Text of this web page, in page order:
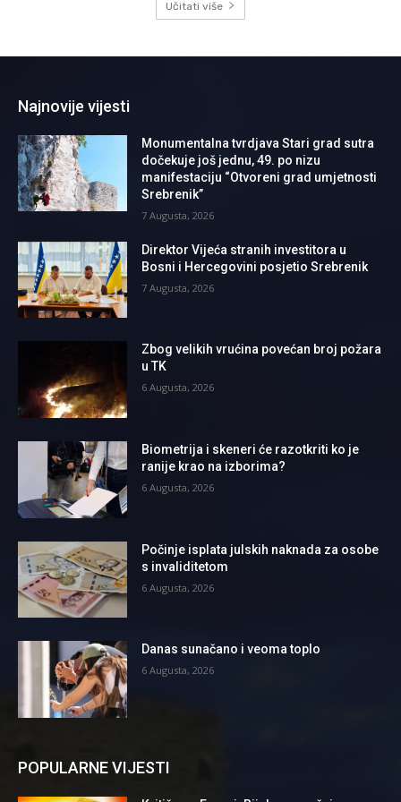
Učitati više
Najnovije vijesti
Monumentalna tvrdjava Stari grad sutra
dočekuje još jednu, 49. po nizu
manifestaciju “Otvoreni grad umjetnosti
Srebrenik”
7 Augusta, 2026
Direktor Vijeća stranih investitora u
Bosni i Hercegovini posjetio Srebrenik
7 Augusta, 2026
Zbog velikih vrućina povećan broj požara
u TK
6 Augusta, 2026
Biometrija i skeneri će razotkriti ko je
ranije krao na izborima?
6 Augusta, 2026
Počinje isplata julskih naknada za osobe
s invaliditetom
6 Augusta, 2026
Danas sunačano i veoma toplo
6 Augusta, 2026
POPULARNE VIJESTI